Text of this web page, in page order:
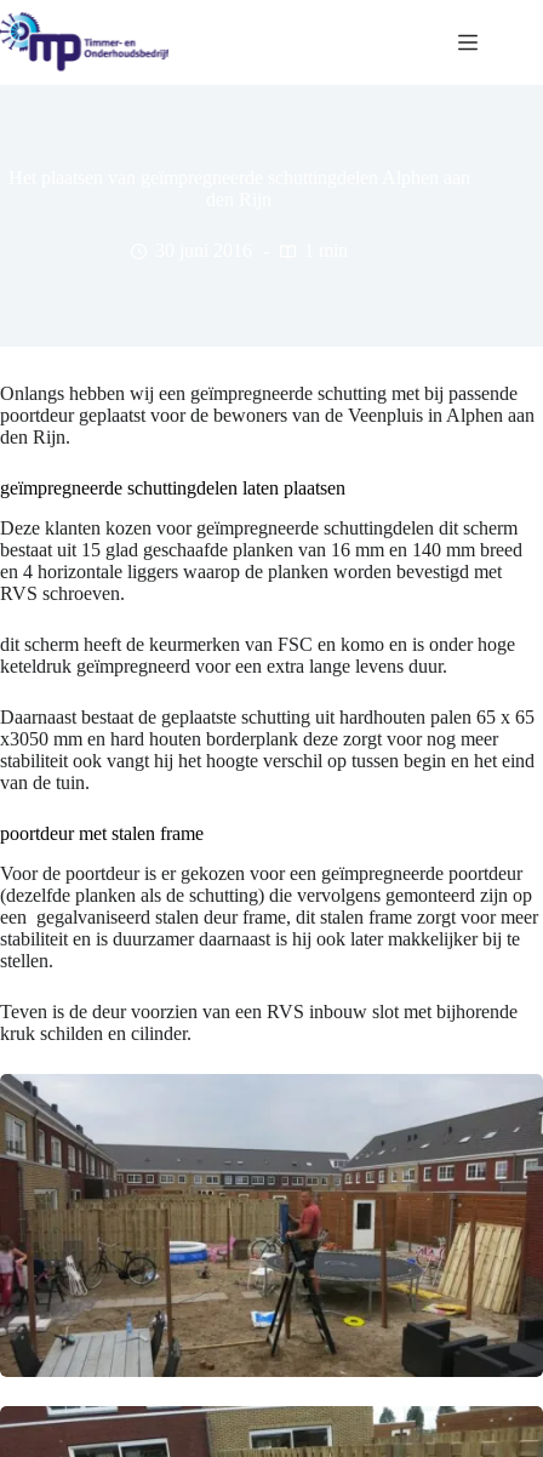
Ga
naar
de
Onlangs hebben wij een geïmpregneerde schutting met bij passende
poortdeur geplaatst voor de bewoners van de Veenpluis in Alphen aan
den Rijn.
geïmpregneerde schuttingdelen laten plaatsen
Deze klanten kozen voor geïmpregneerde schuttingdelen dit scherm
bestaat uit 15 glad geschaafde planken van 16 mm en 140 mm breed
en 4 horizontale liggers waarop de planken worden bevestigd met
RVS schroeven.
dit scherm heeft de keurmerken van FSC en komo en is onder hoge
keteldruk geïmpregneerd voor een extra lange levens duur.
Daarnaast bestaat de geplaatste schutting uit hardhouten palen 65 x 65
x3050 mm en hard houten borderplank deze zorgt voor nog meer
stabiliteit ook vangt hij het hoogte verschil op tussen begin en het eind
van de tuin.
poortdeur met stalen frame
Voor de poortdeur is er gekozen voor een geïmpregneerde poortdeur
(dezelfde planken als de schutting) die vervolgens gemonteerd zijn op
een gegalvaniseerd stalen deur frame, dit stalen frame zorgt voor meer
stabiliteit en is duurzamer daarnaast is hij ook later makkelijker bij te
stellen.
Teven is de deur voorzien van een RVS inbouw slot met bijhorende
kruk schilden en cilinder.